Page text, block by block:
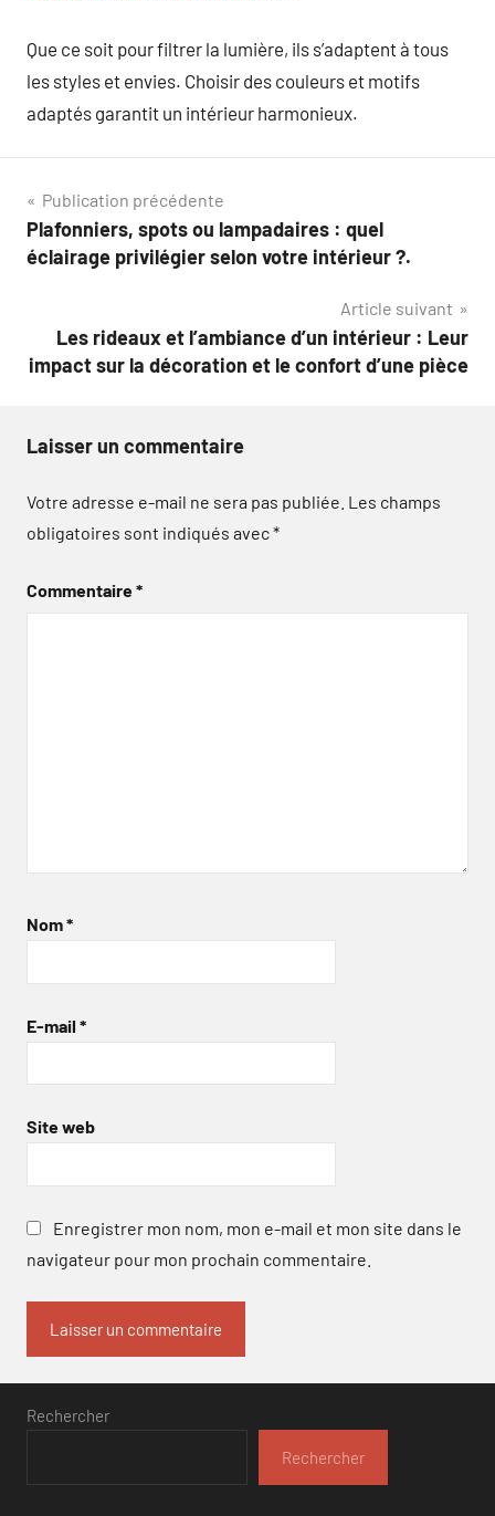
Que ce soit pour filtrer la lumière, ils s’adaptent à tous
les styles et envies. Choisir des couleurs et motifs
adaptés garantit un intérieur harmonieux.
Navigation
de
Publication précédente
Plafonniers, spots ou lampadaires : quel
éclairage privilégier selon votre intérieur ?.
Article suivant
Les rideaux et l’ambiance d’un intérieur : Leur
impact sur la décoration et le confort d’une pièce
Laisser un commentaire
Votre adresse e-mail ne sera pas publiée. Les champs
obligatoires sont indiqués avec*
Commentaire*
Nom*
E-mail *
Site web
Enregistrer mon nom, mon e-mail et mon site dans le
navigateur pour mon prochain commentaire.
Rechercher
Rechercher